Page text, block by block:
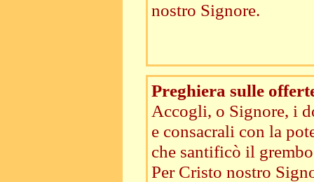
nostro Signore.
Preghiera sulle
Accogli, o Signore, i
e consacrali con la
che santificò il
Per Cristo nostro